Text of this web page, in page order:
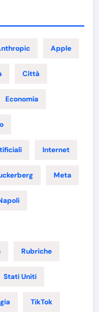
Apple
Città
Economia
Internet
Meta
Rubriche
Stati Uniti
TikTok